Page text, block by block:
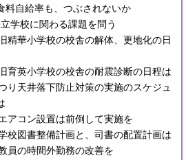
料自給率も、つぶされないか
学校に関わる課題を問う
華小学校の校舎の解体、更地化の日
英小学校の校舎の耐震診断の日程は
天井落下防止対策の実施のスケジュ
コン設置は前倒して実施を
図書整備計画と、司書の配置計画は
の時間外勤務の改善を